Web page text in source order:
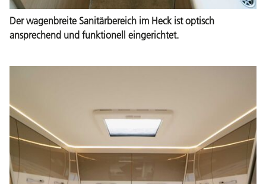
Der wagenbreite Sanitärbereich im Heck ist optisch
ansprechend und funktionell eingerichtet.